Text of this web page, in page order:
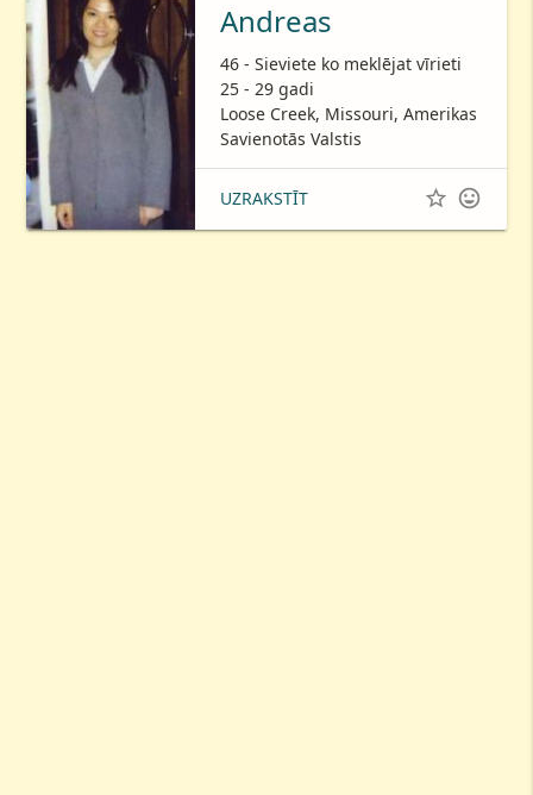
Andreas
46 - Sieviete ko meklējat vīrieti
25 - 29 gadi
Loose Creek, Missouri, Amerikas
Savienotās Valstis
UZRAKSTĪT  